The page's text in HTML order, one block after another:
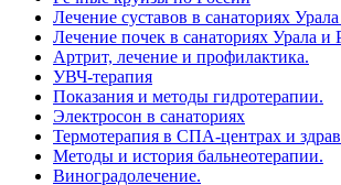
Лечение суставов в санаториях
Лечение почек в санаториях Урала и
Артрит, лечение и профилактика.
УВЧ-терапия
Показания и методы гидротерапии.
Электросон в санаториях
Термотерапия в СПА-центрах и
Методы и история бальнеотерапии.
Виноградолечение.